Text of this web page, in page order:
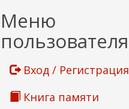
а
п
о
и
Меню
пользователя
Вход / Регистрация
Книга памяти